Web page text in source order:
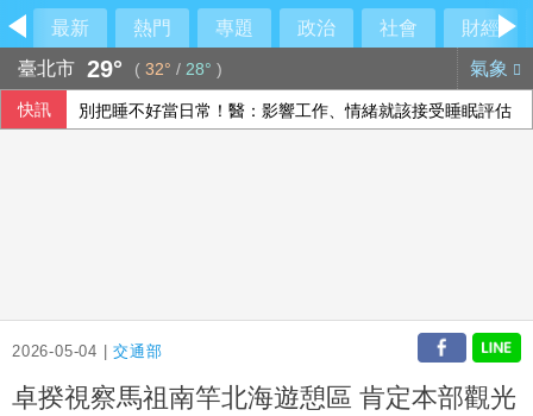
最新 熱門 專題 政治 社會
財經
臺北市 29° ( 32° / 28° ) 氣象
快訊 別把睡不好當日常！醫：影響工作、情緒就該接受睡眠評估
2026-05-04 |交通部
卓揆視察馬祖南竿北海遊憩區 肯定本部觀光